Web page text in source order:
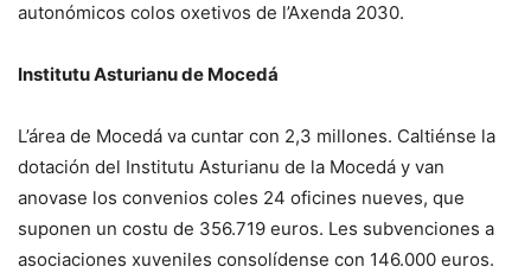
autonómicos colos oxetivos de l’Axenda 2030.
Institutu Asturianu de Mocedá
L’área de Mocedá va cuntar con 2,3 millones. Caltiénse la
dotación del Institutu Asturianu de la Mocedá y van
anovase los convenios coles 24 oficines nueves, que
suponen un costu de 356.719 euros. Les subvenciones a
asociaciones xuveniles consolídense con 146.000 euros.